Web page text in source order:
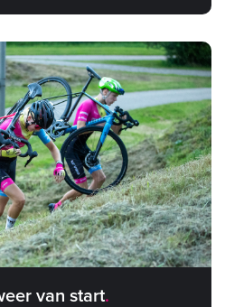
van start